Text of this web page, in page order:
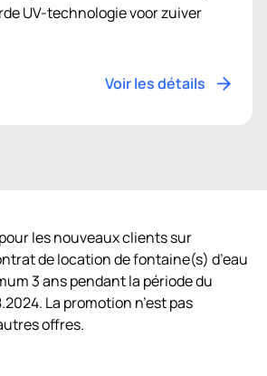
UV-technologie voor zuiver
Voir les détails
les nouveaux clients sur
de location de fontaine(s) d’eau
3 ans pendant la période du
La promotion n’est pas
offres.